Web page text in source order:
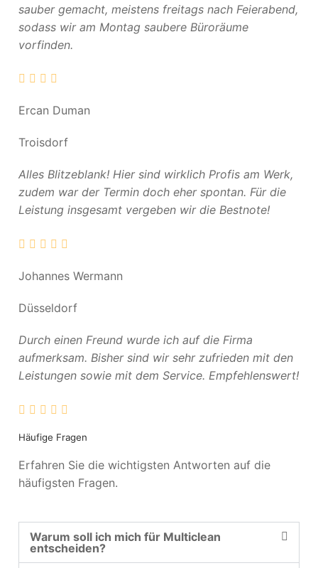
sauber gemacht, meistens freitags nach Feierabend,
sodass wir am Montag saubere Büroräume
vorfinden.
Ercan Duman
Troisdorf
Alles Blitzeblank! Hier sind wirklich Profis am Werk,
zudem war der Termin doch eher spontan. Für die
Leistung insgesamt vergeben wir die Bestnote!
Johannes Wermann
Düsseldorf
Durch einen Freund wurde ich auf die Firma
aufmerksam. Bisher sind wir sehr zufrieden mit den
Leistungen sowie mit dem Service. Empfehlenswert!
Häufige Fragen
Erfahren Sie die wichtigsten Antworten auf die
häufigsten Fragen.
Warum soll ich mich für Multiclean
entscheiden?